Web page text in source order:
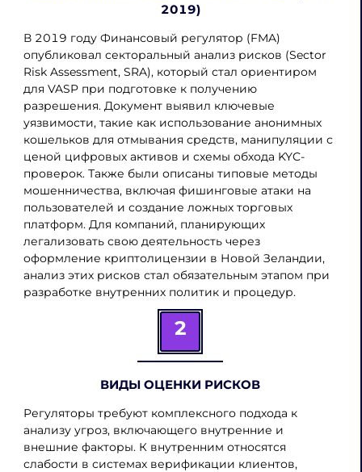
2019)
В 2019 году Финансовый регулятор (FMA)
опубликовал секторальный анализ рисков (Sector
Risk Assessment, SRA), который стал ориентиром
для VASP при подготовке к получению
разрешения. Документ выявил ключевые
уязвимости, такие как использование анонимных
кошельков для отмывания средств, манипуляции с
ценой цифровых активов и схемы обхода KYC-
проверок. Также были описаны типовые методы
мошенничества, включая фишинговые атаки на
пользователей и создание ложных торговых
платформ. Для компаний, планирующих
легализовать свою деятельность через
оформление криптолицензии в Новой Зеландии,
анализ этих рисков стал обязательным этапом при
разработке внутренних политик и процедур.
2
ВИДЫ ОЦЕНКИ РИСКОВ
Регуляторы требуют комплексного подхода к
анализу угроз, включающего внутренние и
внешние факторы. К внутренним относятся
слабости в системах верификации клиентов,